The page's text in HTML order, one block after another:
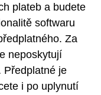
plateb a budete
softwaru
Za
neposkytují
Předplatné je
i po uplynutí